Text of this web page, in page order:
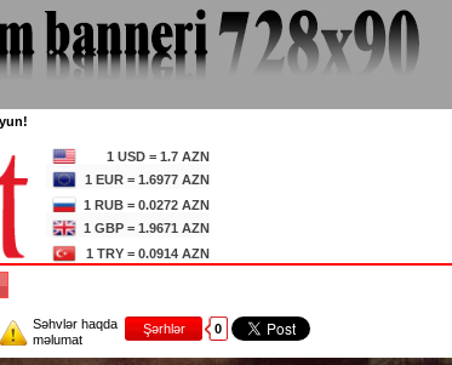
1 USD = 1.7 AZN
1 EUR = 1.6977 AZN
1 RUB = 0.0272 AZN
1 GBP = 1.9671 AZN
1 TRY = 0.0914 AZN
Səhvlər haqda
məlumat
Şərhlər 0